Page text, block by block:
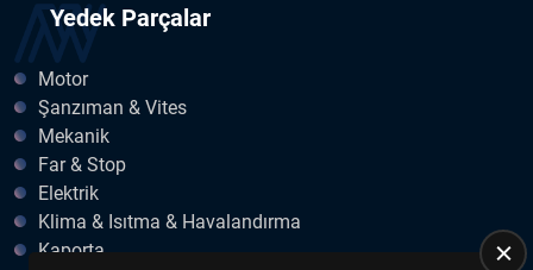
Yedek Parçalar
Motor
Şanzıman & Vites
Mekanik
Far & Stop
Elektrik
Klima & Isıtma & Havalandırma
Kaporta